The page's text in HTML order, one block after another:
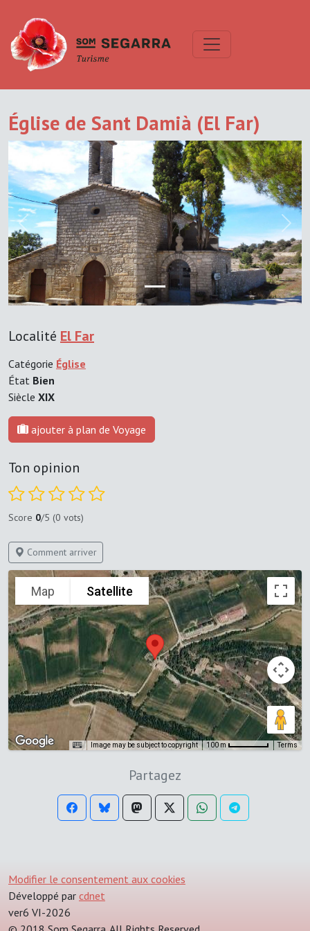
Église de Sant Damià (El Far)
Previous Next
Localité El Far
Catégorie Église
État Bien
Siècle XIX
ajouter à plan de Voyage
Ton opinion
Score 0/5 (0 vots)
Comment arriver
Map Satellite
Image may be subject to copyright 100 m Terms
Partagez
Modifier le consentement aux cookies
Développé par cdnet
ver6 VI-2026